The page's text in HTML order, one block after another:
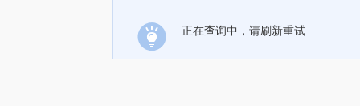
正在查询中，请刷新重试